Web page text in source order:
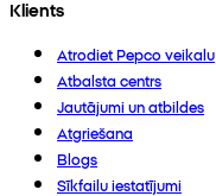
Klients
Atrodiet Pepco veikalu
Atbalsta centrs
Jautājumi un atbildes
Atgriešana
Blogs
Sīkfailu iestatījumi